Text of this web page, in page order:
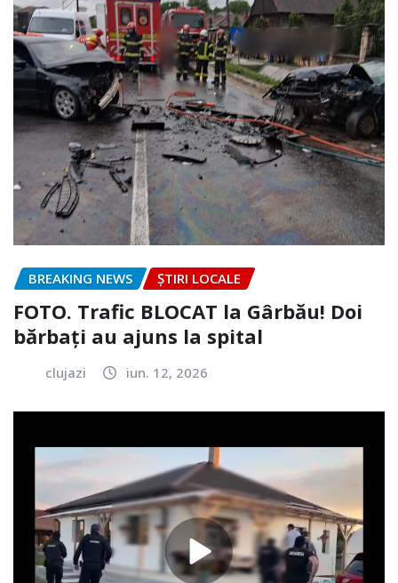
BREAKING NEWS ȘTIRI LOCALE
FOTO. Trafic BLOCAT la Gârbău! Doi
bărbați au ajuns la spital
clujazi iun. 12, 2026